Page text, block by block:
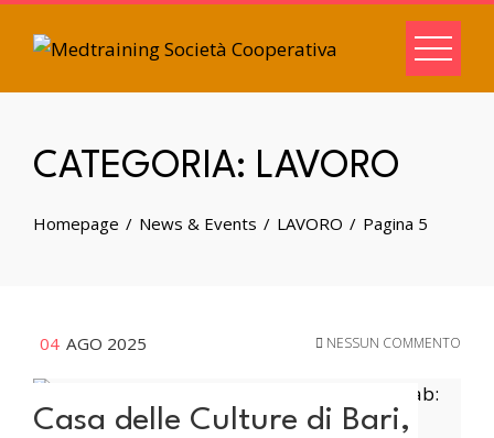
CATEGORIA: LAVORO
Homepage News & Events LAVORO Pagina 5
04 AGO 2025 NESSUN COMMENTO
Casa delle Culture di Bari,